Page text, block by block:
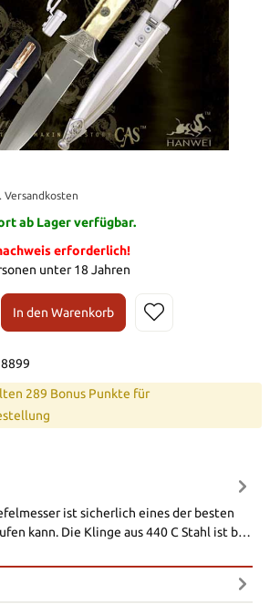
Versandkosten
ab Lager verfügbar.
erforderlich!
unter 18 Jahren
In den Warenkorb
289 Bonus Punkte für
ist sicherlich eines der besten
kann. Die Klinge aus 440 C Stahl ist b…